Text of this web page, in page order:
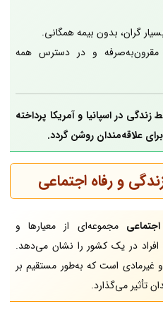
گران، بدون بیمه همگانی.
مقرون‌به‌صرفه و در دسترس همه
در اسپانیا و آمریکا پرداخته
علاقه‌مندان روشن گردد.
و رفاه اجتماعی
مجموعه‌ای از معیارها و
در یک کشور را نشان می‌دهد.
غیرمادی است که به‌طور مستقیم بر
تأثیر می‌گذارد.